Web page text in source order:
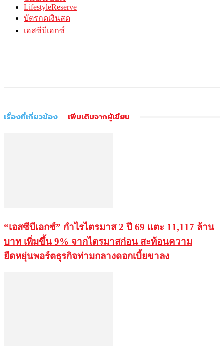
LifestyleReserve
บัตรกดเงินสด
เอสซีบีเอกซ์
เรื่องที่เกี่ยวข้อง เพิ่มเติมจากผู้เขียน
“เอสซีบีเอกซ์” กำไรไตรมาส 2 ปี 69 แตะ 11,117 ล้าน
บาท เพิ่มขึ้น 9% จากไตรมาสก่อน สะท้อนความ
ยืดหยุ่นพอร์ตธุรกิจท่ามกลางดอกเบี้ยขาลง